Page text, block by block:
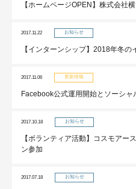
【ホームページOPEN】株式会社
2017.11.22 お知らせ
【インターンシップ】2018年冬の
2017.11.06 更新情報
Facebook公式運用開始とソーシ
2017.10.18 お知らせ
【ボランティア活動】コスモアー
ン参加
2017.07.18 お知らせ